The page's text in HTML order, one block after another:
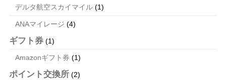
デルタ航空スカイマイル(1)
ANAマイレージ (4)
ギフト券(1)
Amazonギフト券 (1)
ポイント交換所(2)